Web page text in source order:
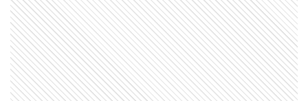
Londres que parece una ciudad
dentro de la ciudad
MI PAIS
24 de junio: la increíble coincidencia
entre Fangio y Sabato